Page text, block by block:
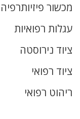
מכשור פיזיותרפיה
עגלות רפואיות
ציוד נירוסטה
ציוד רפואי
ריהוט רפואי